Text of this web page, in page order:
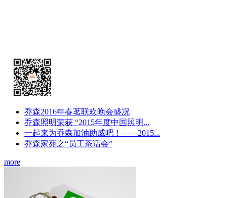
乔森2016年春茗联欢晚会盛况
乔森照明荣获 “2015年度中国照明...
一起来为乔森加油助威吧！——2015...
乔森家苑之“员工茶话会”
more